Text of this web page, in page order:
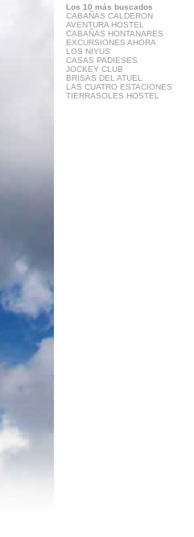
Los 10 más buscados
CABAÑAS CALDERON
AVENTURA HOSTEL
CABAÑAS HONTANARES
EXCURSIONES AHORA
LOS NIYUS
CASAS PADIESES
JOCKEY CLUB
BRISAS DEL ATUEL
LAS CUATRO ESTACIONES
TIERRASOLES HOSTEL